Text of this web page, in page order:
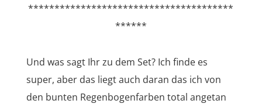
***************************************
******
Und was sagt Ihr zu dem Set? Ich finde es
super, aber das liegt auch daran das ich von
den bunten Regenbogenfarben total angetan